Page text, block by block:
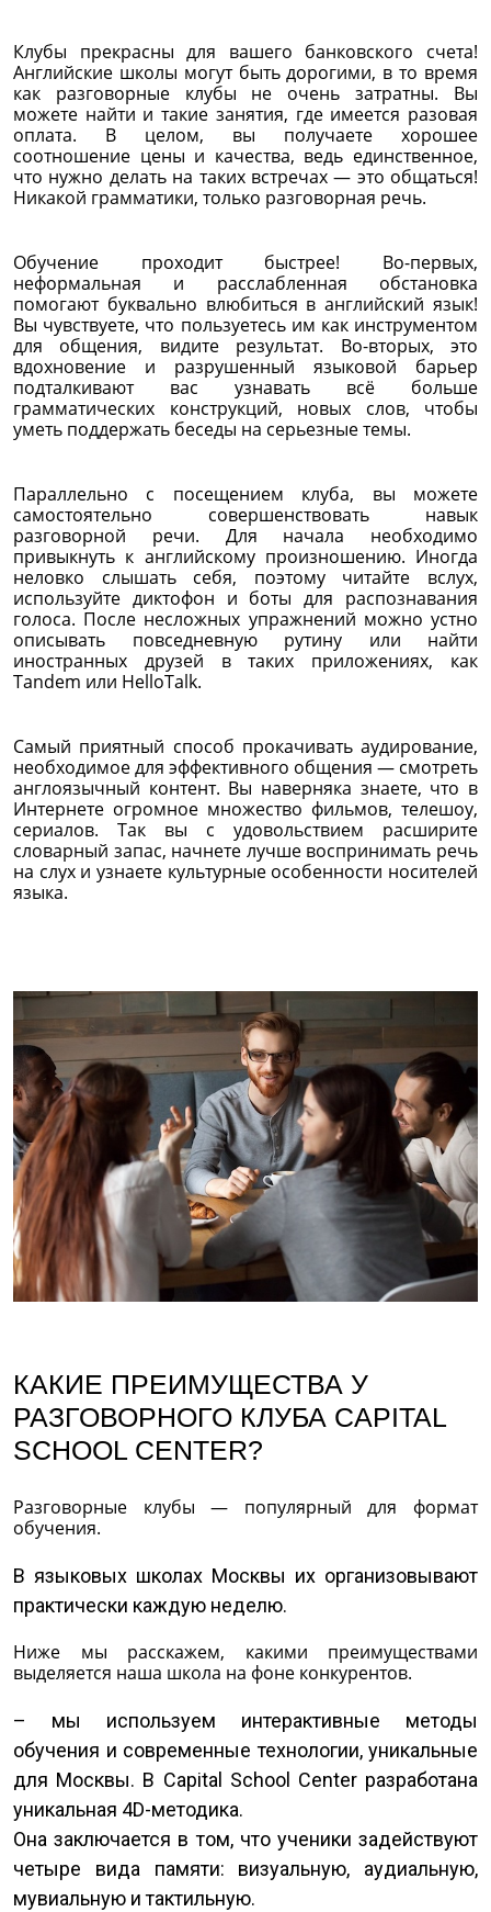
Клубы прекрасны для вашего банковского счета!
Английские школы могут быть дорогими, в то время
как разговорные клубы не очень затратны. Вы
можете найти и такие занятия, где имеется разовая
оплата. В целом, вы получаете хорошее
соотношение цены и качества, ведь единственное,
что нужно делать на таких встречах — это общаться!
Никакой грамматики, только разговорная речь.
Обучение проходит быстрее! Во-первых,
неформальная и расслабленная обстановка
помогают буквально влюбиться в английский язык!
Вы чувствуете, что пользуетесь им как инструментом
для общения, видите результат. Во-вторых, это
вдохновение и разрушенный языковой барьер
подталкивают вас узнавать всё больше
грамматических конструкций, новых слов, чтобы
уметь поддержать беседы на серьезные темы.
Параллельно с посещением клуба, вы можете
самостоятельно совершенствовать навык
разговорной речи. Для начала необходимо
привыкнуть к английскому произношению. Иногда
неловко слышать себя, поэтому читайте вслух,
используйте диктофон и боты для распознавания
голоса. После несложных упражнений можно устно
описывать повседневную рутину или найти
иностранных друзей в таких приложениях, как
Tandem или HelloTalk.
Самый приятный способ прокачивать аудирование,
необходимое для эффективного общения — смотреть
англоязычный контент. Вы наверняка знаете, что в
Интернете огромное множество фильмов, телешоу,
сериалов. Так вы с удовольствием расширите
словарный запас, начнете лучше воспринимать речь
на слух и узнаете культурные особенности носителей
языка.
КАКИЕ ПРЕИМУЩЕСТВА У
РАЗГОВОРНОГО КЛУБА CAPITAL
SCHOOL CENTER?
Разговорные клубы — популярный для формат
обучения.
В языковых школах Москвы их организовывают
практически каждую неделю.
Ниже мы расскажем, какими преимуществами
выделяется наша школа на фоне конкурентов.
– мы используем интерактивные методы
обучения и современные технологии, уникальные
для Москвы. В Capital School Center разработана
уникальная 4D-методика.
Она заключается в том, что ученики задействуют
четыре вида памяти: визуальную, аудиальную,
мувиальную и тактильную.